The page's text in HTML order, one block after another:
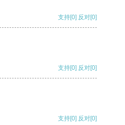
支持[0] 反对[0]
支持[0] 反对[0]
支持[0] 反对[0]